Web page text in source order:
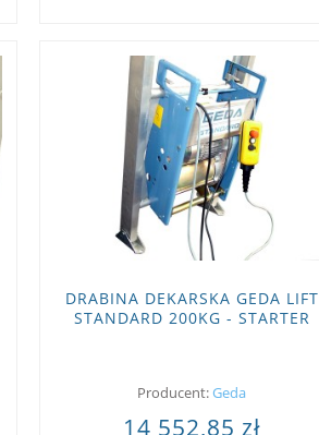
DRABINA DEKARSKA GEDA LIFT
STANDARD 200KG - STARTER
Producent:Geda
14 552,85 zł